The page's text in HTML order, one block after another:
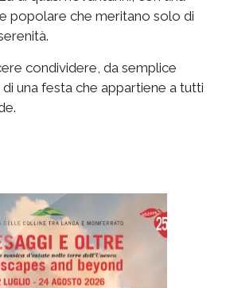
popolare che meritano solo di
condividere, da semplice
di una festa che appartiene a tutti